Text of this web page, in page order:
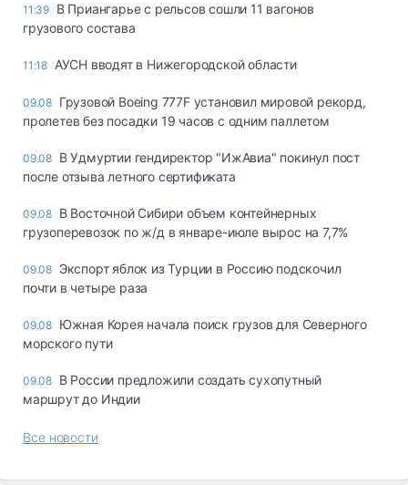
11:39 В Приангарье с рельсов сошли 11 вагонов
грузового состава
11:18 АУСН вводят в Нижегородской области
09.08 Грузовой Boeing 777F установил мировой рекорд,
пролетев без посадки 19 часов с одним паллетом
09.08 В Удмуртии гендиректор "ИжАвиа" покинул пост
после отзыва летного сертификата
09.08 В Восточной Сибири объем контейнерных
грузоперевозок по ж/д в январе-июле вырос на 7,7%
09.08 Экспорт яблок из Турции в Россию подскочил
почти в четыре раза
09.08 Южная Корея начала поиск грузов для Северного
морского пути
09.08 В России предложили создать сухопутный
маршрут до Индии
Все новости